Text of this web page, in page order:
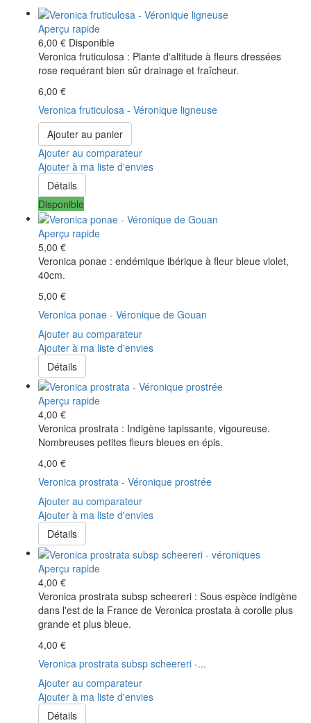
Aperçu rapide
6,00 € Disponible
Veronica fruticulosa : Plante d'altitude à fleurs dressées
rose requérant bien sûr drainage et fraîcheur.
6,00 €
Veronica fruticulosa - Véronique ligneuse
Ajouter au panier
Ajouter au comparateur
Ajouter à ma liste d'envies
Détails
Disponible
Aperçu rapide
5,00 €
Veronica ponae : endémique ibérique à fleur bleue violet,
40cm.
5,00 €
Veronica ponae - Véronique de Gouan
Ajouter au comparateur
Ajouter à ma liste d'envies
Détails
Aperçu rapide
4,00 €
Veronica prostrata : Indigène tapissante, vigoureuse.
Nombreuses petites fleurs bleues en épis.
4,00 €
Veronica prostrata - Véronique prostrée
Ajouter au comparateur
Ajouter à ma liste d'envies
Détails
Aperçu rapide
4,00 €
Veronica prostrata subsp scheereri : Sous espèce indigène
dans l'est de la France de Veronica prostata à corolle plus
grande et plus bleue.
4,00 €
Veronica prostrata subsp scheereri -...
Ajouter au comparateur
Ajouter à ma liste d'envies
Détails